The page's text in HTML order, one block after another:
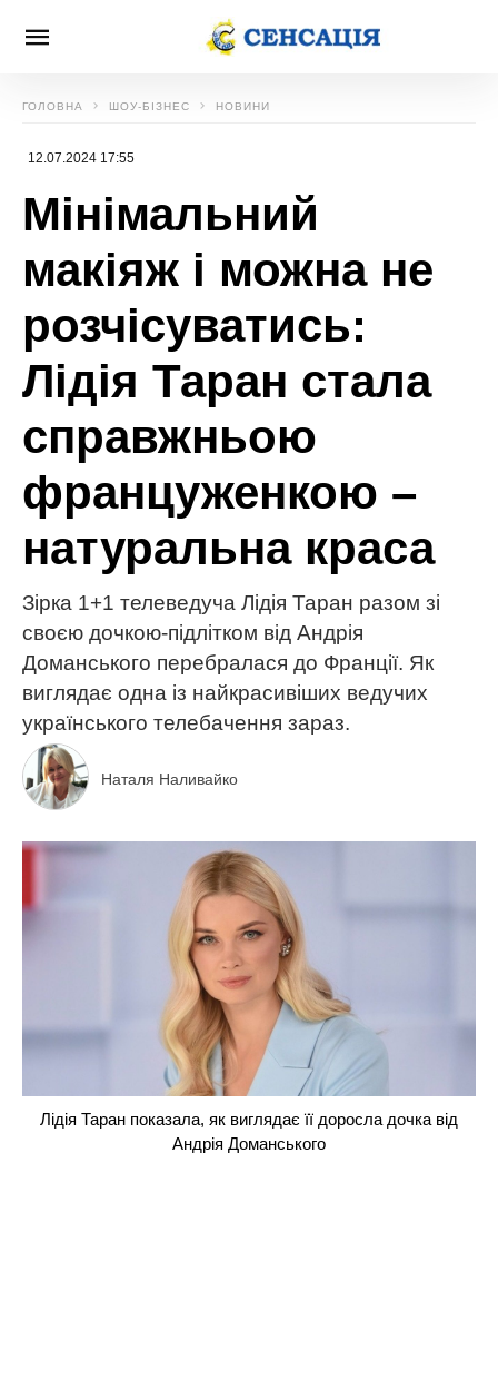
ГОЛОВНА ШОУ-БІЗНЕС НОВИНИ
12.07.2024 17:55
Мінімальний
макіяж і можна не
розчісуватись:
Лідія Таран стала
справжньою
француженкою –
натуральна краса
Зірка 1+1 телеведуча Лідія Таран разом зі
своєю дочкою-підлітком від Андрія
Доманського перебралася до Франції. Як
виглядає одна із найкрасивіших ведучих
українського телебачення зараз.
Наталя Наливайко
Лідія Таран показала, як виглядає її доросла дочка від
Андрія Доманського